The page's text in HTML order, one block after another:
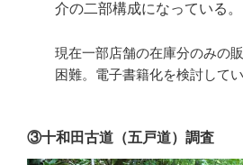
介の二部構成になっている。
現在一部店舗の在庫分のみの
困難。電子書籍化を検討してい
③十和田古道（五戸道）調査